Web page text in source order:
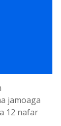
jamoaga
12 nafar